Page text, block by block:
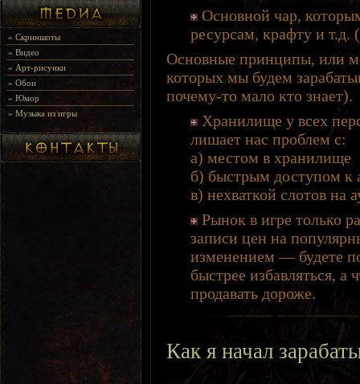
» Скриншоты
» Видео
» Арт-рисунки
» Обои
» Юмор
» Музыка из игры
Основной чар,
ресурсам, крафту и
Основные принципы, или
которых мы будем
почему-то мало кто знает).
Хранилище у всех
лишает нас проблем с:
а) местом в хранилище
б) быстрым доступом к
в) нехваткой слотов на
Рынок в игре только
записи цен на
изменением — будете
быстрее избавляться, а
продавать дороже.
Как я начал